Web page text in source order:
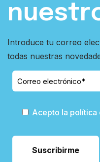
Introduce tu correo
todas nuestras
Acepto la